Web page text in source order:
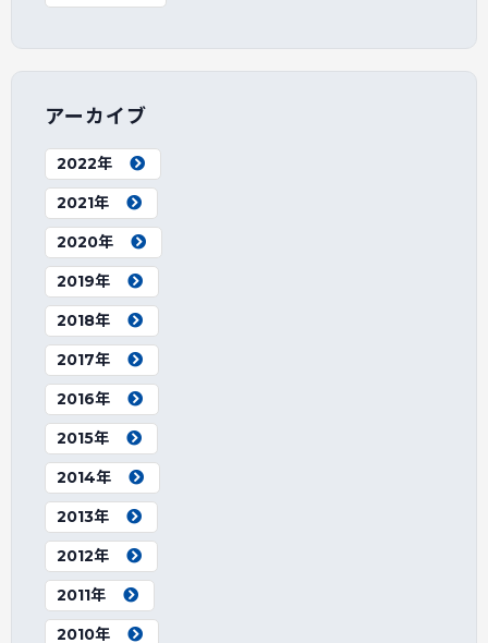
アーカイブ
2022年
2021年
2020年
2019年
2018年
2017年
2016年
2015年
2014年
2013年
2012年
2011年
2010年